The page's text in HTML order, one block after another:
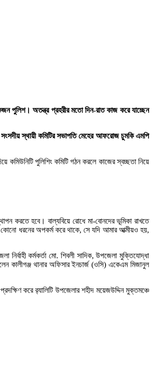
পুলিশ। অতন্ত্র প্রহরীর মতো দিন-রাত কাজ করে যাচ্ছেন
স্থায়ী কমিটির সভাপতি মেহের আফরোজ চুমকি এমপি
কমিউনিটি পুলিশিং কমিটি গঠন করলে কাজের স্বচ্ছতা নিয়ে
করতে হবে। বাল্যবিয়ে রোধে মা-বোনদের ভূমিকা রাখতে
কোনো ধরনের অপকর্ম করে থাকে, সে যদি আমার আত্মীয়ও হয়,
কর্মকর্তা মো. শিবলী সাদিক, উপজেলা মুক্তিযোদ্ধা
কালীগঞ্জ থানার অফিসার ইনচার্জ (ওসি) একেএম মিজানুল
করে র‌্যালিটি উপজেলার শহীদ ময়েজউদ্দিন মুক্তমঞ্চে